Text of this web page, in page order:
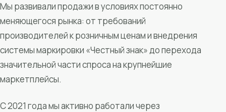
Мы развивали продажи в условиях постоянно
меняющегося рынка: от требований
производителей к розничным ценам и внедрения
системы маркировки «Честный знак» до перехода
значительной части спроса на крупнейшие
маркетплейсы.
С 2021 года мы активно работали через